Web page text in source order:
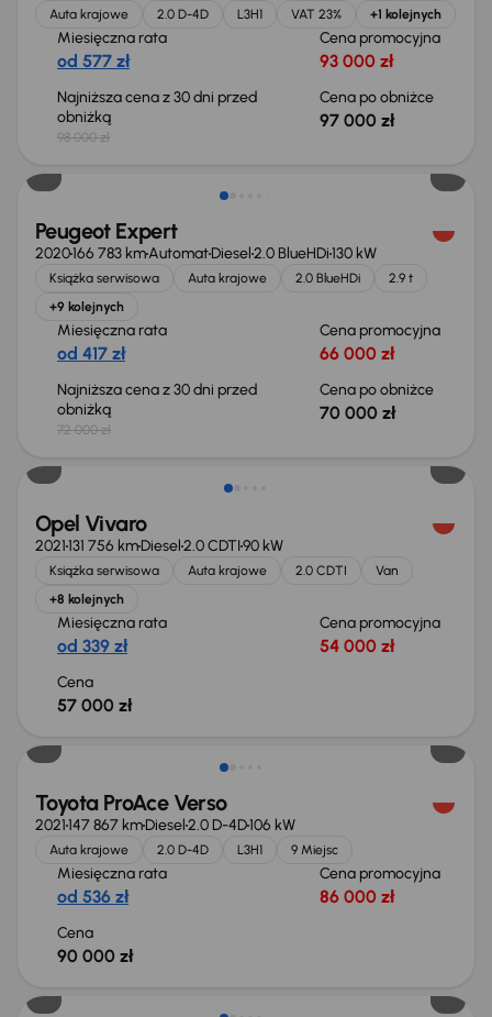
Auta krajowe 2.0 D-4D L3H1 VAT 23% +1 kolejnych
Miesięczna rata
od 577 zł
Cena promocyjna
93 000 zł
Najniższa cena z 30 dni przed
obniżką
98 000 zł
Cena po obniżce
97 000 zł
Taniej o 2 000 zł
Peugeot Expert
2020166 783 kmAutomatDiesel2.0 BlueHDi130 kW
Książka serwisowa Auta krajowe 2.0 BlueHDi
2.9 t
+9 kolejnych
Miesięczna rata
od 417 zł
Cena promocyjna
66 000 zł
Najniższa cena z 30 dni przed
obniżką
72 000 zł
Cena po obniżce
70 000 zł
Możliwość odliczenia VAT
Opel Vivaro
2021131 756 kmDiesel2.0 CDTI90 kW
Książka serwisowa Auta krajowe 2.0 CDTI
Van
+8 kolejnych
Miesięczna rata
od 339 zł
Cena promocyjna
54 000 zł
Cena
57 000 zł
Toyota ProAce Verso
2021147 867 kmDiesel2.0 D-4D106 kW
Auta krajowe 2.0 D-4D L3H1 9 Miejsc
Miesięczna rata
od 536 zł
Cena promocyjna
86 000 zł
Cena
90 000 zł